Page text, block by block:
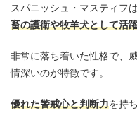
スパニッシュ・マスティフ
畜の護衛や牧羊犬として活
非常に落ち着いた性格で、
情深いのが特徴です。
優れた警戒心と判断力を持ち